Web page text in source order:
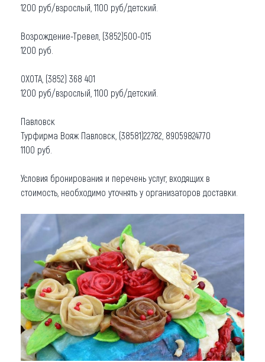
1200 руб/взрослый, 1100 руб/детский.
Возрождение-Тревел, (3852)500-015
1200 руб.
ОХОТА, (3852) 368 401
1200 руб/взрослый, 1100 руб/детский.
Павловск
Турфирма Вояж Павловск, (38581)22782, 89059824770
1100 руб.
Условия бронирования и перечень услуг, входящих в
стоимость, необходимо уточнять у организаторов доставки.